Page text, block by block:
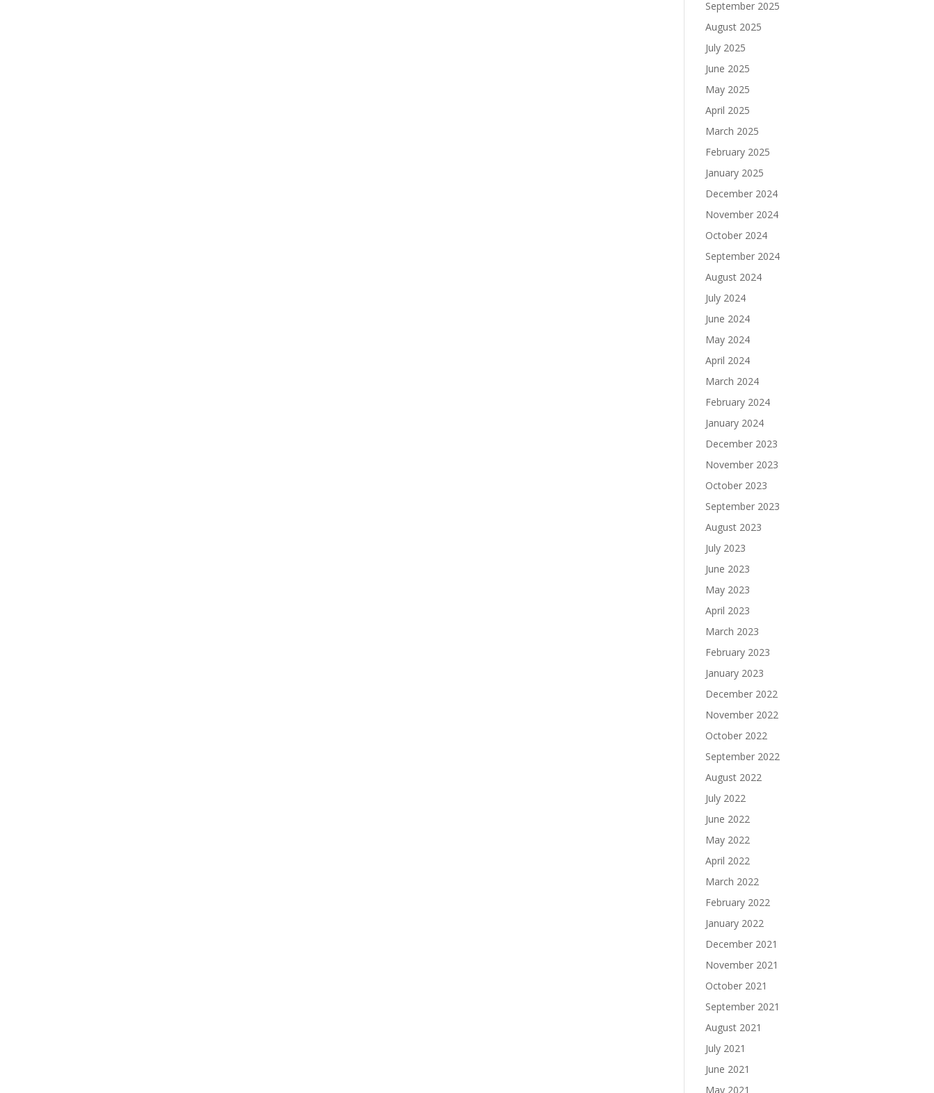
September 2025
August 2025
July 2025
June 2025
May 2025
April 2025
March 2025
February 2025
January 2025
December 2024
November 2024
October 2024
September 2024
August 2024
July 2024
June 2024
May 2024
April 2024
March 2024
February 2024
January 2024
December 2023
November 2023
October 2023
September 2023
August 2023
July 2023
June 2023
May 2023
April 2023
March 2023
February 2023
January 2023
December 2022
November 2022
October 2022
September 2022
August 2022
July 2022
June 2022
May 2022
April 2022
March 2022
February 2022
January 2022
December 2021
November 2021
October 2021
September 2021
August 2021
July 2021
June 2021
May 2021